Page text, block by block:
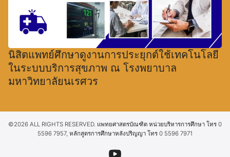
นิสิตแพทย์ศึกษาดูงานการประยุกต์ใช้เทคโนโลยี
ในระบบบริการสุขภาพ ณ โรงพยาบาล
มหาวิทยาลัยนเรศวร
©2026 ALL RIGHTS RESERVED. แพทยศาสตรบัณฑิต หน่วยบริหารการศึกษา โทร 0
5596 7957, หลักสูตรการศึกษาหลังปริญญา โทร 0 5596 7971